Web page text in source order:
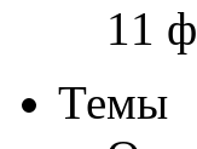
11
Темы